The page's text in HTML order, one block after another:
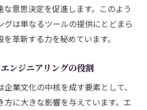
意思決定を促進します。このよう
グは単なるツールの提供にとどまら
革新する力を秘めています。
ンジニアリングの役割
業文化の中核を成す要素として、
方に大きな影響を与えています。エ